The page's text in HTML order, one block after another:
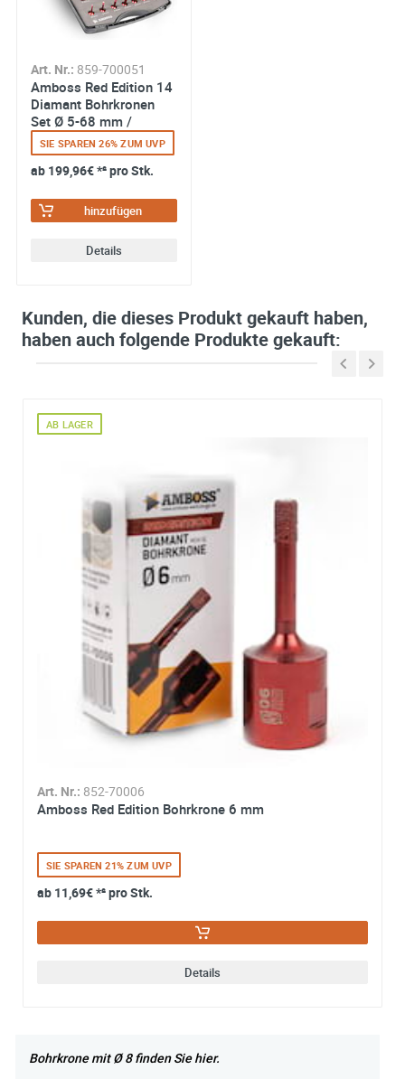
Art. Nr.: 859-700051
Amboss Red Edition 14
Diamant Bohrkronen
Set Ø 5-68 mm /
Vollfräser 8/10/20 mm
SIE SPAREN 26% ZUM UVP
ab 199,96€*² pro Stk.
hinzufügen
Details
Kunden, die dieses Produkt gekauft haben,
haben auch folgende Produkte gekauft:
Art. Nr.: 852-70006
Amboss Red Edition Bohrkrone 6 mm
AB LAGER
SIE SPAREN 21% ZUM UVP
ab 11,69€*² pro Stk.
Details
Bohrkrone mit Ø 8 finden Sie hier.